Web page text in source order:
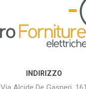
INDIRIZZO